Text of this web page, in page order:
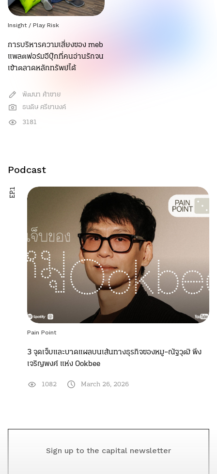
Insight / Play Risk
การบริหารความเสี่ยงของ meb
แพลตฟอร์มอีบุ๊กที่คนอ่านรักจน
เข้าตลาดหลักทรัพย์ได้
พัฒนา ค้าขาย
ธนดิษ ศรียานงค์
3181
Podcast
Pain Point
3 จุดเจ็บและบาดแผลบนเส้นทางธุรกิจของหมู–ณัฐวุฒิ พึง
เจริญพงศ์ แห่ง Ookbee
EP.1
1082 March 26, 2026
Sign up to the capital newsletter